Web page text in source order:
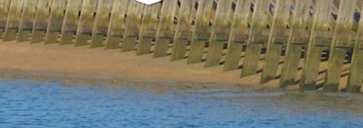
TROUVILLE-
SUR-MER